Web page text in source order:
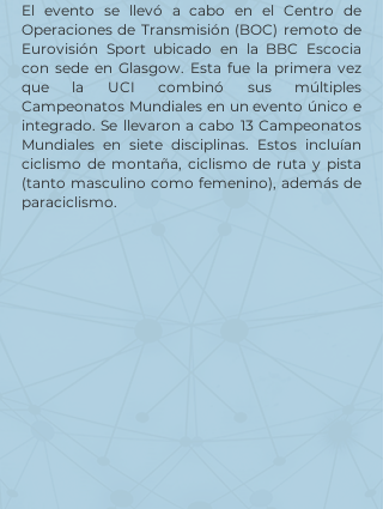
El evento se llevó a cabo en el Centro de
Operaciones de Transmisión (BOC) remoto de
Eurovisión Sport ubicado en la BBC Escocia
con sede en Glasgow. Esta fue la primera vez
que la UCI combinó sus múltiples
Campeonatos Mundiales en un evento único e
integrado. Se llevaron a cabo 13 Campeonatos
Mundiales en siete disciplinas. Estos incluían
ciclismo de montaña, ciclismo de ruta y pista
(tanto masculino como femenino), además de
paraciclismo.